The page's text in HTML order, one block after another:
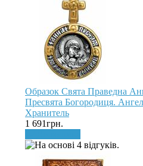
Образок Свята Праведна
Пресвята Богородиця. Ангел
Хранитель
1 691грн.